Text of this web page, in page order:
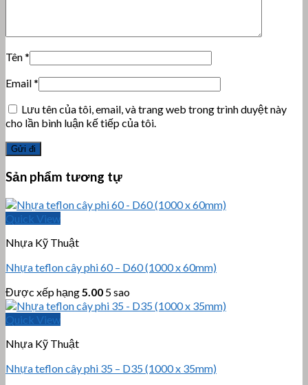
Tên*
Email*
Lưu tên của tôi, email, và trang web trong trình duyệt này
cho lần bình luận kế tiếp của tôi.
Sản phẩm tương tự
Quick View
Nhựa Kỹ Thuật
Nhựa teflon cây phi 60 – D60 (1000 x 60mm)
Được xếp hạng 5.00 5 sao
Quick View
Nhựa Kỹ Thuật
Nhựa teflon cây phi 35 – D35 (1000 x 35mm)